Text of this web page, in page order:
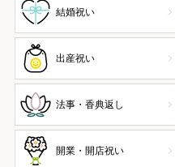
結婚祝い
出産祝い
法事・香典返し
開業・開店祝い